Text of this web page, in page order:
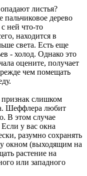
листья?
дерево
ней что-то
находится в
света. Есть еще
- холод. Однако это
оцените, получает
чем помещать
признак слишком
Шеффлера любит
В этом случае
у вас окна
разумно сохранять
окном (выходящим на
растение на
или западного